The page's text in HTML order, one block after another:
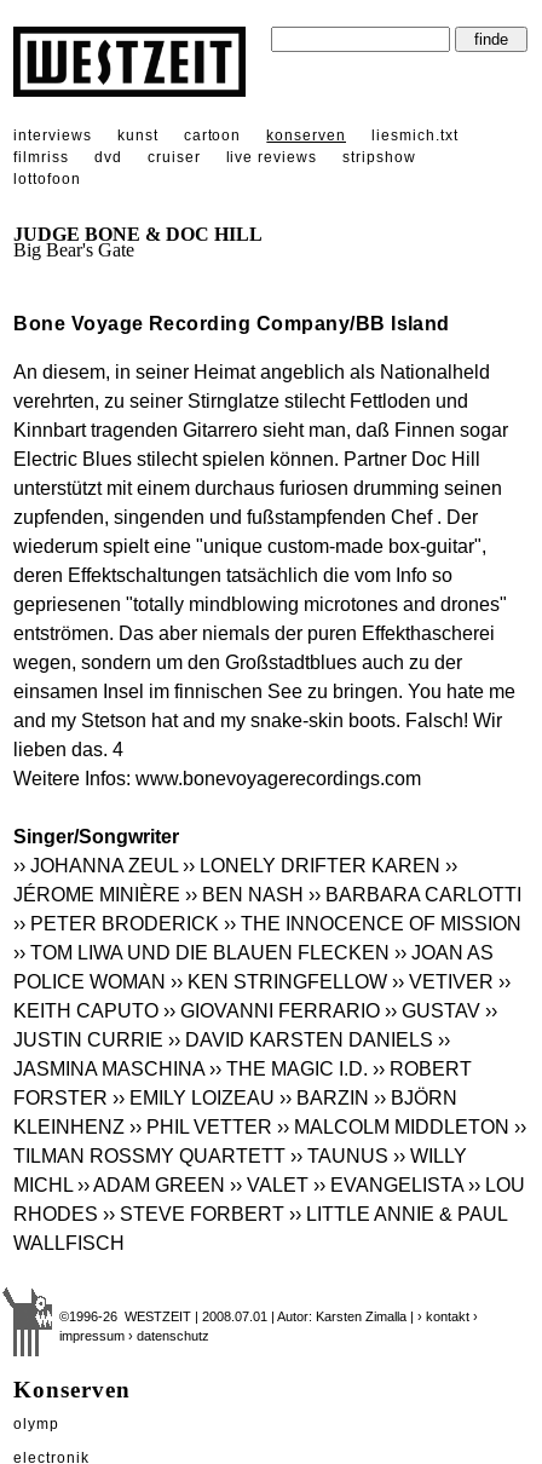
interviews kunst cartoon konserven
liesmich.txt
filmriss
dvd cruiser live reviews
stripshow
lottofoon
JUDGE BONE & DOC HILL
Big Bear's Gate
Bone Voyage Recording Company/BB Island
An diesem, in seiner Heimat angeblich als Nationalheld
verehrten, zu seiner Stirnglatze stilecht Fettloden und
Kinnbart tragenden Gitarrero sieht man, daß Finnen sogar
Electric Blues stilecht spielen können. Partner Doc Hill
unterstützt mit einem durchaus furiosen drumming seinen
zupfenden, singenden und fußstampfenden Chef . Der
wiederum spielt eine "unique custom-made box-guitar",
deren Effektschaltungen tatsächlich die vom Info so
gepriesenen "totally mindblowing microtones and drones"
entströmen. Das aber niemals der puren Effekthascherei
wegen, sondern um den Großstadtblues auch zu der
einsamen Insel im finnischen See zu bringen. You hate me
and my Stetson hat and my snake-skin boots. Falsch! Wir
lieben das. 4
Weitere Infos:www.bonevoyagerecordings.com
Singer/Songwriter
›› JOHANNA ZEUL ›› LONELY DRIFTER KAREN ››
JÉROME MINIÈRE ›› BEN NASH ›› BARBARA CARLOTTI
›› PETER BRODERICK ›› THE INNOCENCE OF MISSION
›› TOM LIWA UND DIE BLAUEN FLECKEN ›› JOAN AS
POLICE WOMAN ›› KEN STRINGFELLOW ›› VETIVER ››
KEITH CAPUTO ›› GIOVANNI FERRARIO ›› GUSTAV ››
JUSTIN CURRIE ›› DAVID KARSTEN DANIELS ››
JASMINA MASCHINA ›› THE MAGIC I.D. ›› ROBERT
FORSTER ›› EMILY LOIZEAU ›› BARZIN ›› BJÖRN
KLEINHENZ ›› PHIL VETTER ›› MALCOLM MIDDLETON ››
TILMAN ROSSMY QUARTETT ›› TAUNUS ›› WILLY
MICHL ›› ADAM GREEN ›› VALET ›› EVANGELISTA ›› LOU
RHODES ›› STEVE FORBERT ›› LITTLE ANNIE & PAUL
WALLFISCH
©1996-26 WESTZEIT | 2008.07.01 | Autor: Karsten Zimalla |› kontakt ›
impressum › datenschutz
Konserven
olymp
electronik